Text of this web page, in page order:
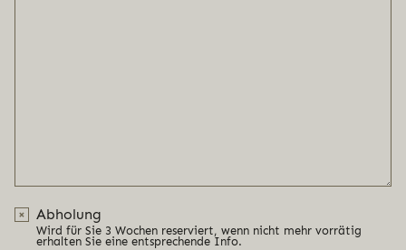
Abholung
Wird für Sie 3 Wochen reserviert, wenn nicht mehr vorrätig
erhalten Sie eine entsprechende Info.